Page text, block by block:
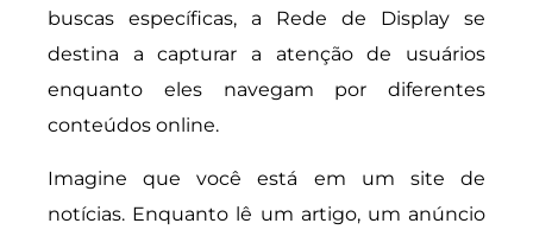
buscas específicas, a Rede de Display se
destina a capturar a atenção de usuários
enquanto eles navegam por diferentes
conteúdos online.
Imagine que você está em um site de
notícias. Enquanto lê um artigo, um anúncio